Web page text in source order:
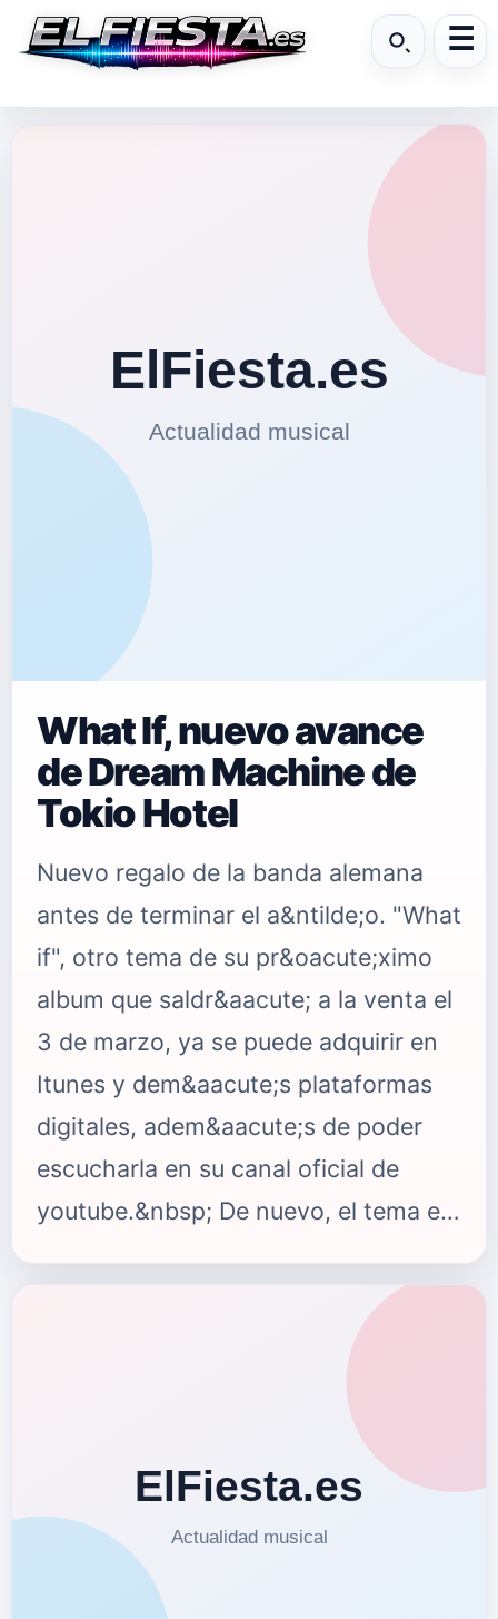
What If, nuevo avance
de Dream Machine de
Tokio Hotel
Nuevo regalo de la banda alemana
antes de terminar el a&ntilde;o. "What
if", otro tema de su pr&oacute;ximo
album que saldr&aacute; a la venta el
3 de marzo, ya se puede adquirir en
Itunes y dem&aacute;s plataformas
digitales, adem&aacute;s de poder
escucharla en su canal oficial de
youtube.&nbsp; De nuevo, el tema es
presentaci&oacute;n, "Something
New", lo que nos hace pensar en la
completo. Mientras esperamos a que
llegue el d&iacute;a... &iexcl;a
disfrutarla! &nbsp; Art&iacute;culo de
Maite (@Maite_ElFiesta) para